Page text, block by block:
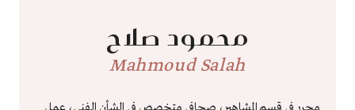
محمود صلاح
Mahmoud Salah